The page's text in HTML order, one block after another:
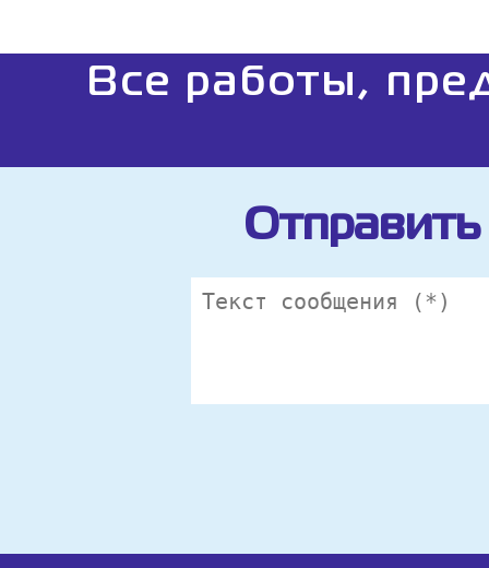
Все работы,
Отправить